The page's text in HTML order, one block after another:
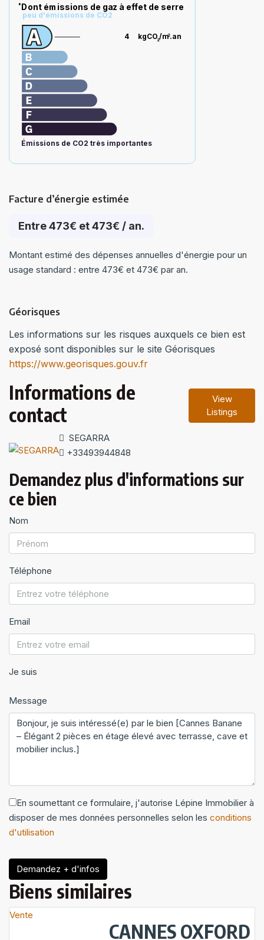
* Dont émissions de gaz à effet de serre
peu d'émissions de CO2
Émissions de CO2 très importantes
kgCO2/m2.an
4
Facture d’énergie estimée
Entre 473€ et 473€ / an.
Montant estimé des dépenses annuelles d'énergie pour un
usage standard : entre 473€ et 473€ par an.
Géorisques
Les informations sur les risques auxquels ce bien est
exposé sont disponibles sur le site Géorisques
https://www.georisques.gouv.fr
Informations de
contact
View
Listings
SEGARRA
+33493944848
Demandez plus d'informations sur
ce bien
Nom
Téléphone
Email
Je suis
Message
En soumettant ce formulaire, j'autorise Lépine Immobilier à
disposer de mes données personnelles selon les conditions
d'utilisation
Demandez + d'infos
Biens similaires
Vente
CANNES OXFORD